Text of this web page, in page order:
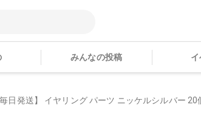
みんなの投稿 イ
日発送】 イヤリング パーツ ニッケルシルバー 20